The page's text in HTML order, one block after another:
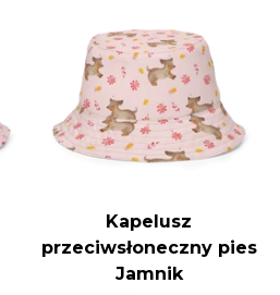
Kapelusz
przeciwsłoneczny pies
Jamnik